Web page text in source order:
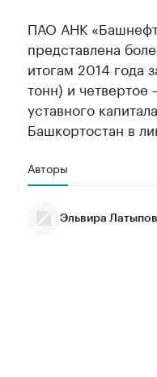
ПАО АНК
представлена
итогам 2014 года
тонн) и
уставного
Башкортостан в
Авторы
Эльвира